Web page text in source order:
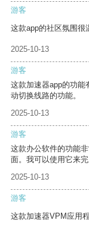
游客
这款app的社区氛围很
2025-10-13
游客
这款加速器app的功能
动切换线路的功能。
2025-10-13
游客
这款办公软件的功能
面。我可以使用它来
2025-10-13
游客
这款加速器VPM应用